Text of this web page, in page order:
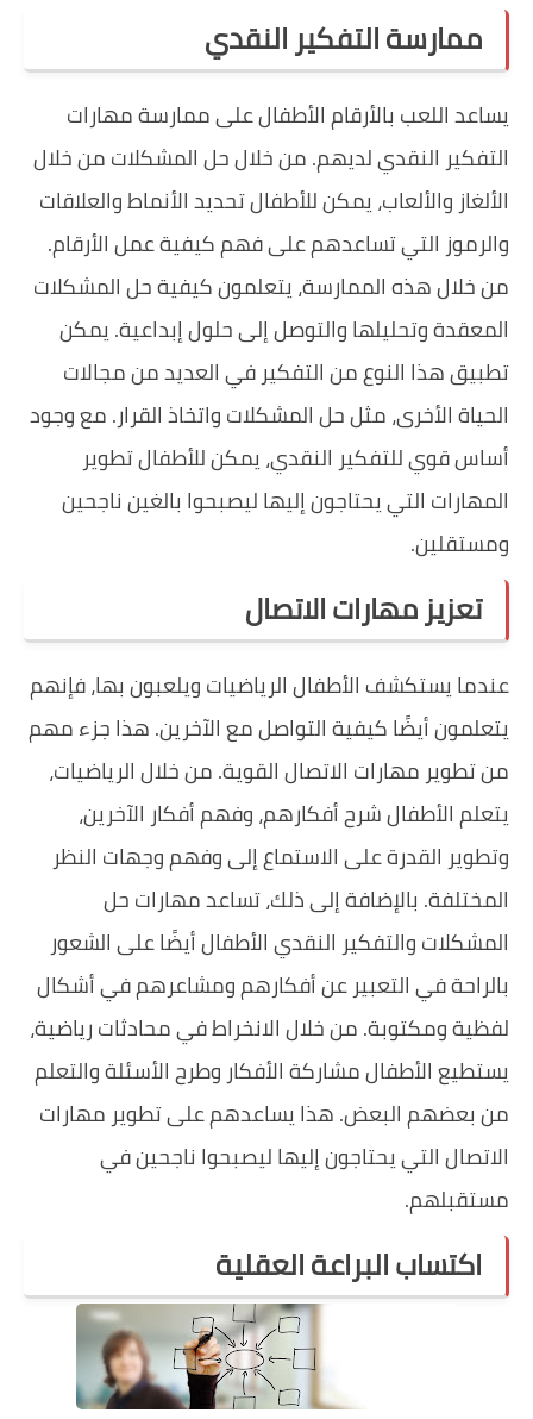
ممارسة التفكير النقدي
يساعد اللعب بالأرقام الأطفال على ممارسة مهارات
التفكير النقدي لديهم. من خلال حل المشكلات من خلال
الألغاز والألعاب، يمكن للأطفال تحديد الأنماط والعلاقات
والرموز التي تساعدهم على فهم كيفية عمل الأرقام.
من خلال هذه الممارسة، يتعلمون كيفية حل المشكلات
المعقدة وتحليلها والتوصل إلى حلول إبداعية. يمكن
تطبيق هذا النوع من التفكير في العديد من مجالات
الحياة الأخرى، مثل حل المشكلات واتخاذ القرار. مع وجود
أساس قوي للتفكير النقدي، يمكن للأطفال تطوير
المهارات التي يحتاجون إليها ليصبحوا بالغين ناجحين
ومستقلين.
تعزيز مهارات الاتصال
عندما يستكشف الأطفال الرياضيات ويلعبون بها، فإنهم
يتعلمون أيضًا كيفية التواصل مع الآخرين. هذا جزء مهم
من تطوير مهارات الاتصال القوية. من خلال الرياضيات،
يتعلم الأطفال شرح أفكارهم، وفهم أفكار الآخرين،
وتطوير القدرة على الاستماع إلى وفهم وجهات النظر
المختلفة. بالإضافة إلى ذلك، تساعد مهارات حل
المشكلات والتفكير النقدي الأطفال أيضًا على الشعور
بالراحة في التعبير عن أفكارهم ومشاعرهم في أشكال
لفظية ومكتوبة. من خلال الانخراط في محادثات رياضية،
يستطيع الأطفال مشاركة الأفكار وطرح الأسئلة والتعلم
من بعضهم البعض. هذا يساعدهم على تطوير مهارات
الاتصال التي يحتاجون إليها ليصبحوا ناجحين في
مستقبلهم.
اكتساب البراعة العقلية